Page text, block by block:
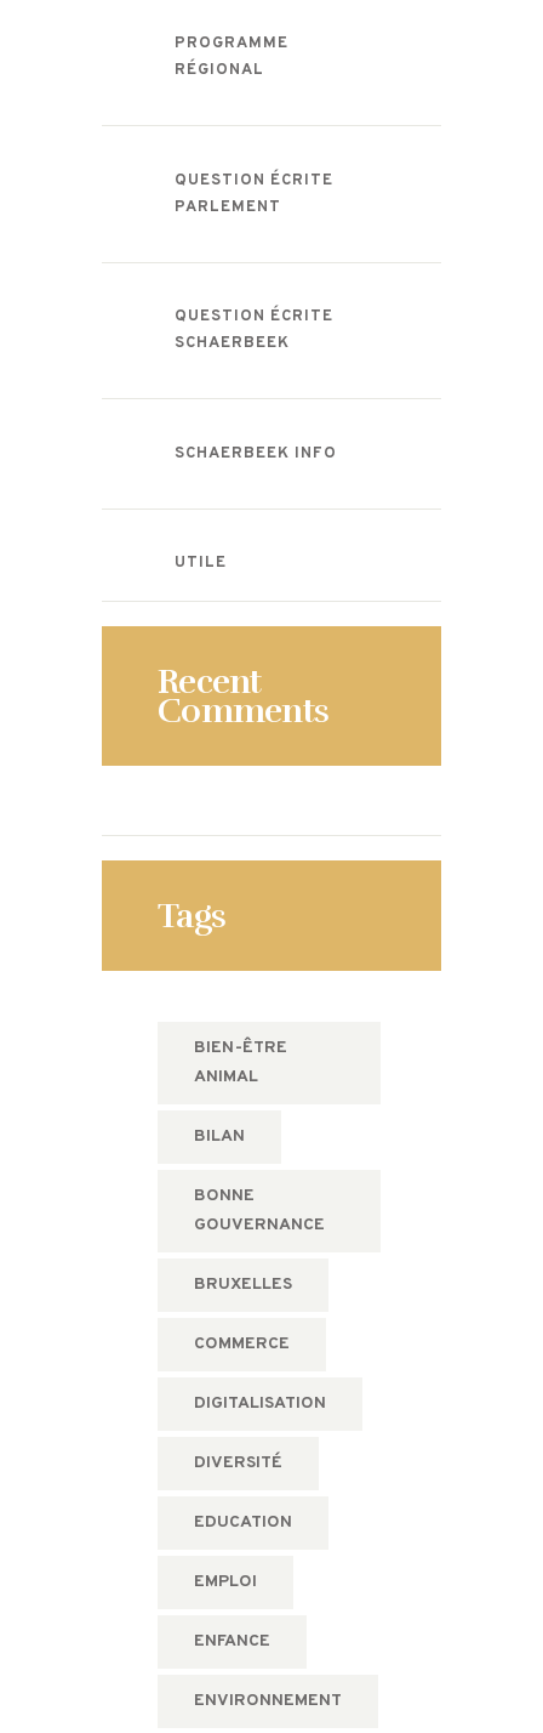
PROGRAMME
RÉGIONAL
QUESTION ÉCRITE
PARLEMENT
QUESTION ÉCRITE
SCHAERBEEK
SCHAERBEEK INFO
UTILE
Recent
Comments
Tags
BIEN-ÊTRE
ANIMAL
BILAN
BONNE
GOUVERNANCE
BRUXELLES
COMMERCE
DIGITALISATION
DIVERSITÉ
EDUCATION
EMPLOI
ENFANCE
ENVIRONNEMENT